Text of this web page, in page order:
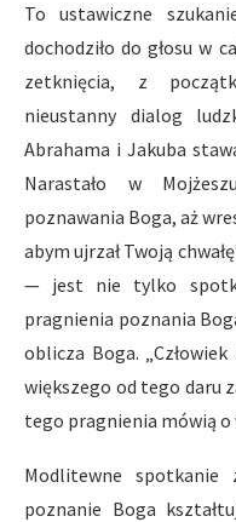
To ustawiczne
dochodziło do głosu w
zetknięcia, z
nieustanny dialog
Abrahama i Jakuba
Narastało w
poznawania Boga, aż
abym ujrzał Twoją
— jest nie tylko
pragnienia poznania
oblicza Boga.
większego od tego daru
tego pragnienia mówią o
Modlitewne
poznanie Boga